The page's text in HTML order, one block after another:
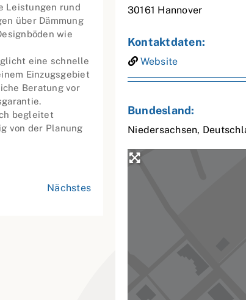
Leistungen rund
über Dämmung
wie
eine schnelle
Einzugsgebiet
Beratung vor
begleitet
von der Planung
Nächstes
30161 Hannover
Kontaktdaten:
Website
Bundesland:
Niedersachsen,